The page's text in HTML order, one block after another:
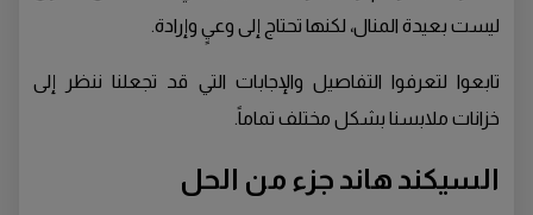
ليست بعيدة المنال، لكنها تحتاج إلى وعيٍ وإرادة.
تابعوا لتعرفوا التفاصيل والإجابات التي قد تجعلنا ننظر إلى
خزانات ملابسنا بشكل مختلف تماماً.
السيكند هاند جزء من الحل